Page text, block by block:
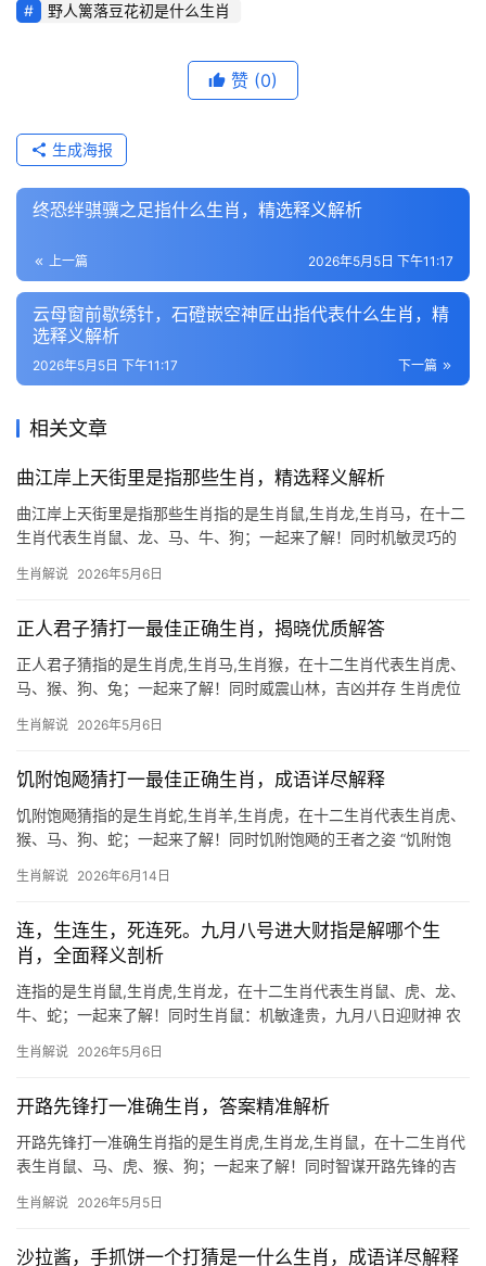
野人篱落豆花初是什么生肖
赞 (0)
生成海报
终恐绊骐骥之足指什么生肖，精选释义解析
上一篇 2026年5月5日 下午11:17
云母窗前歇绣针，石磴嵌空神匠出指代表什么生肖，精
选释义解析
下一篇
2026年5月5日 下午11:17
相关文章
曲江岸上天街里是指那些生肖，精选释义解析
曲江岸上天街里是指那些生肖指的是生肖鼠,生肖龙,生肖马，在十二
生肖代表生肖鼠、龙、马、牛、狗；一起来了解！同时机敏灵巧的
烁，鼠为十二生肖之首，象征智慧与机变，民间常说“鼠目寸光”，实
生肖解说 2026年5月6日
正人君子猜打一最佳正确生肖，揭晓优质解答
正人君子猜指的是生肖虎,生肖马,生肖猴，在十二生肖代表生肖虎、
马、猴、狗、兔；一起来了解！同时威震山林，吉凶并存 生肖虎位
带煞气，行事果敢，但易因冲动破财，2024甲辰年，生肖虎与太岁
生肖解说 2026年5月6日
饥附饱飏猜打一最佳正确生肖，成语详尽解释
饥附饱飏猜指的是生肖蛇,生肖羊,生肖虎，在十二生肖代表生肖虎、
猴、马、狗、蛇；一起来了解！同时饥附饱飏的王者之姿 “饥附饱
若论十二生肖中谁最能诠释此态，非生肖虎莫属，虎为山林霸主，
生肖解说 2026年6月14日
连，生连生，死连死。九月八号进大财指是解哪个生
肖，全面释义剖析
连指的是生肖鼠,生肖虎,生肖龙，在十二生肖代表生肖鼠、虎、龙、
牛、蛇；一起来了解！同时生肖鼠：机敏逢贵，九月八日迎财神 农
迎来“连生连旺”之运，鼠为十二生肖之首，五行属水，天生聪慧灵巧
生肖解说 2026年5月6日
开路先锋打一准确生肖，答案精准解析
开路先锋打一准确生肖指的是生肖虎,生肖龙,生肖鼠，在十二生肖代
表生肖鼠、马、虎、猴、狗；一起来了解！同时智谋开路先锋的吉
中求生，2024甲辰年对属鼠者而言吉凶并存：上半年易遇贵人提
生肖解说 2026年5月5日
沙拉酱，手抓饼一个打猜是一什么生肖，成语详尽解释